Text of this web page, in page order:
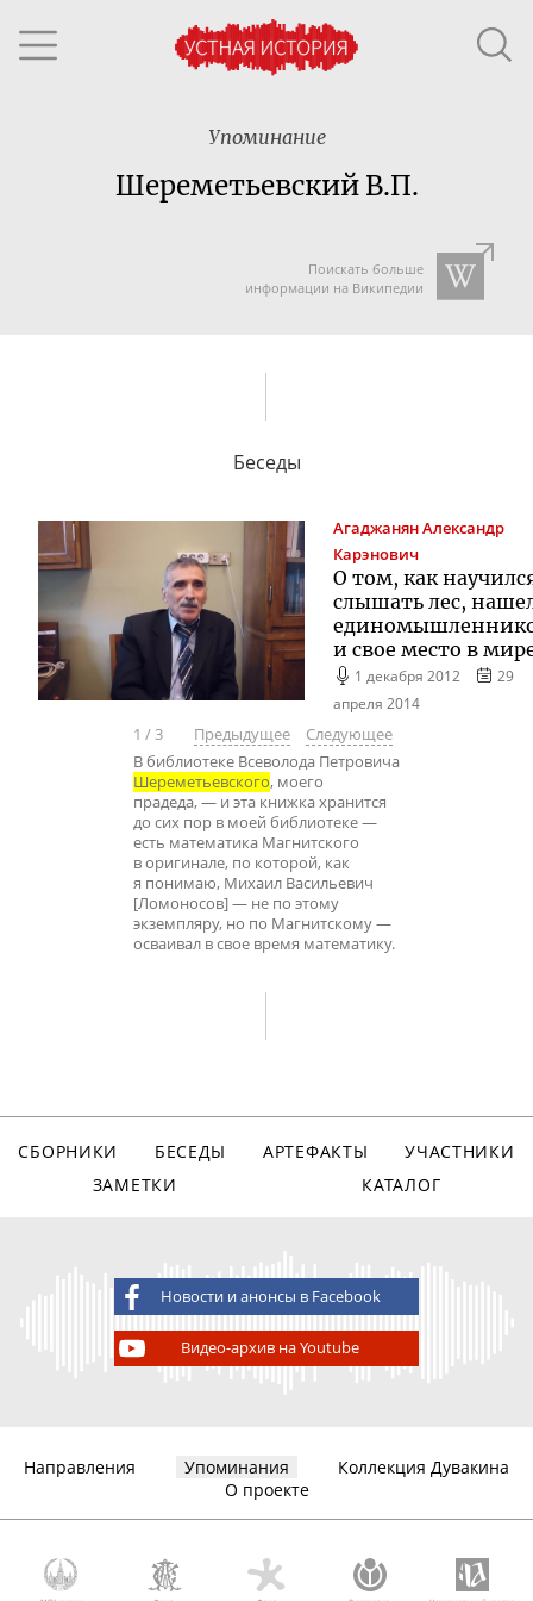
Упоминание
Шереметьевский В.П.
Поискать больше
информации на Википедии
Беседы
АгаджанянАлександр
Карэнович
О том, как
слышать лес,
и свое место в
1 декабря 2012
29
апреля 2014
1 /3 Предыдущее
Следующее
В библиотеке Всеволода Петровича
Шереметьевского, моего
прадеда, — и эта книжка хранится
до сих пор в моей библиотеке —
есть математика Магнитского
в оригинале, по которой, как
я понимаю, Михаил Васильевич
[Ломоносов] — не по этому
экземпляру, но по Магнитскому —
осваивал в свое время математику.
СБОРНИКИ БЕСЕДЫ АРТЕФАКТЫ
УЧАСТНИКИ
ЗАМЕТКИ
КАТАЛОГ
Новости и анонсы в Facebook
Видео-архив на Youtube
Направления Упоминания
Коллекция Дувакина
О проекте